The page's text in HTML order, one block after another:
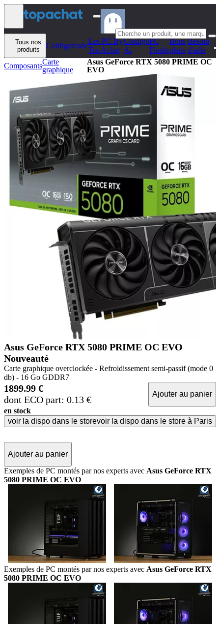
Aller au contenu
Tous nos
produits
Configomatic
Les PC By
TopAchat
Configo
Ai
PC
Finder
Bons
plans
Besoin
d'aide
ComposantsCarte
graphique
Asus GeForce RTX 5080 PRIME OC
EVO
Asus GeForce RTX 5080 PRIME OC EVO
Nouveauté
Carte graphique overclockée - Refroidissement semi-passif (mode 0
db) - 16 Go GDDR7
1899.99 €
dont ECO part: 0.13 €
Ajouter au panier
en stock
voir la dispo dans le storevoir la dispo dans le store à Paris
Ajouter au panier
Exemples de PC montés par nos experts avec Asus GeForce RTX
5080 PRIME OC EVO
Exemples de PC montés par nos experts avec Asus GeForce RTX
5080 PRIME OC EVO